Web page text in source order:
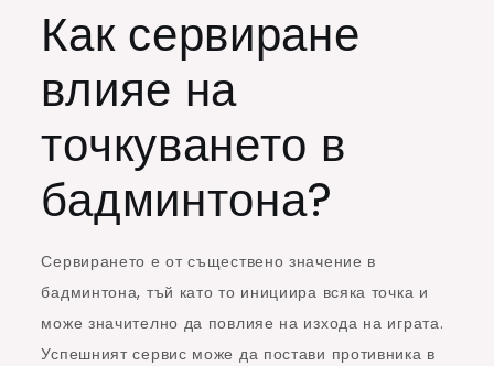
Как сервиране
влияе на
точкуването в
бадминтона?
Сервирането е от съществено значение в
бадминтона, тъй като то инициира всяка точка и
може значително да повлияе на изхода на играта.
Успешният сервис може да постави противника в